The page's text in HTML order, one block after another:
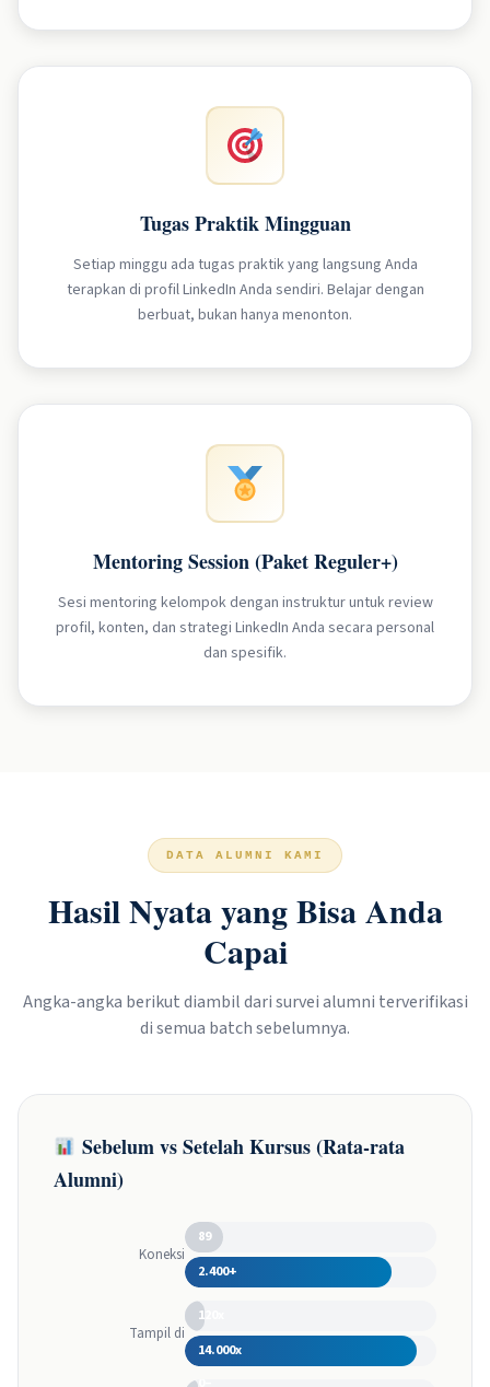
Tugas Praktik Mingguan
Setiap minggu ada tugas praktik yang langsung Anda
terapkan di profil LinkedIn Anda sendiri. Belajar dengan
berbuat, bukan hanya menonton.
Mentoring Session (Paket Reguler+)
Sesi mentoring kelompok dengan instruktur untuk review
profil, konten, dan strategi LinkedIn Anda secara personal
dan spesifik.
DATA ALUMNI KAMI
Hasil Nyata yang Bisa Anda
Capai
Angka-angka berikut diambil dari survei alumni terverifikasi
di semua batch sebelumnya.
Sebelum vs Setelah Kursus (Rata-rata
Alumni)
Koneksi
89
2.400+
Tampil di
120x
14.000x